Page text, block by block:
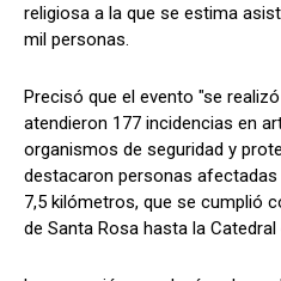
religiosa a la que se estima
mil personas.
Precisó que el evento "se
atendieron 177 incidencias en
organismos de seguridad y
destacaron personas afectadas
7,5 kilómetros, que se cumplió
de Santa Rosa hasta la